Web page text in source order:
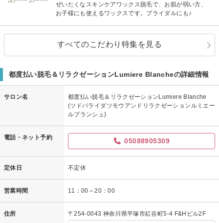
ぜいたくなスキンケアワックス脱毛で、お肌が弱い方、
お子様にも使えるワックスです。ブライダルにも♪
すべてのこだわり特集を見る
都度払い脱毛＆リラクゼーションLumiere Blancheの詳細情報
サロン名
都度払い脱毛＆リラクゼーションLumiere Blanche
(ツドバライダツモウアンドリラクゼーションルミエー
ルブランシュ)
電話・ネット予約 05088905309
定休日 不定休
営業時間 11：00～20：00
住所 〒254-0043 神奈川県平塚市紅谷町5-4 F&Hビル2F